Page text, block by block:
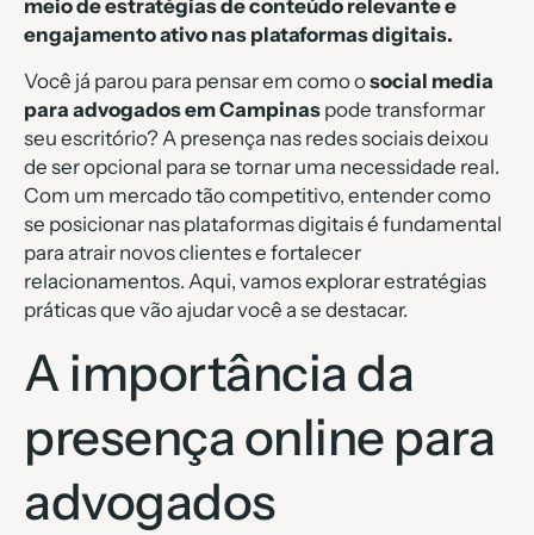
meio de estratégias de conteúdo relevante e
engajamento ativo nas plataformas digitais.
Você já parou para pensar em como osocial media
para advogados em Campinas pode transformar
seu escritório? A presença nas redes sociais deixou
de ser opcional para se tornar uma necessidade real.
Com um mercado tão competitivo, entender como
se posicionar nas plataformas digitais é fundamental
para atrair novos clientes e fortalecer
relacionamentos. Aqui, vamos explorar estratégias
práticas que vão ajudar você a se destacar.
A importância da
presença online para
advogados